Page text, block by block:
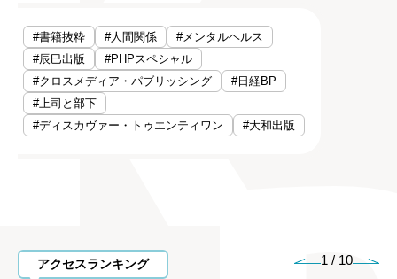
#書籍抜粋 #人間関係
#メンタルヘルス
#辰巳出版
#PHPスペシャル
#クロスメディア・パブリッシング
#日経BP
#上司と部下
#ディスカヴァー・トゥエンティワン
#大和出版
アクセスランキング 1 / 10